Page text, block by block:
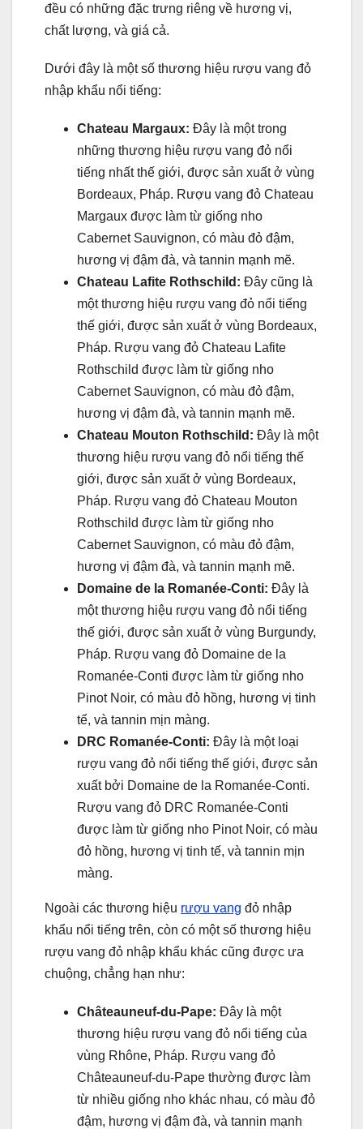
đều có những đặc trưng riêng về hương vị,
chất lượng, và giá cả.
Dưới đây là một số thương hiệu rượu vang đỏ
nhập khẩu nổi tiếng:
Chateau Margaux: Đây là một trong
những thương hiệu rượu vang đỏ nổi
tiếng nhất thế giới, được sản xuất ở vùng
Bordeaux, Pháp. Rượu vang đỏ Chateau
Margaux được làm từ giống nho
Cabernet Sauvignon, có màu đỏ đậm,
hương vị đậm đà, và tannin mạnh mẽ.
Chateau Lafite Rothschild: Đây cũng là
một thương hiệu rượu vang đỏ nổi tiếng
thế giới, được sản xuất ở vùng Bordeaux,
Pháp. Rượu vang đỏ Chateau Lafite
Rothschild được làm từ giống nho
Cabernet Sauvignon, có màu đỏ đậm,
hương vị đậm đà, và tannin mạnh mẽ.
Chateau Mouton Rothschild: Đây là một
thương hiệu rượu vang đỏ nổi tiếng thế
giới, được sản xuất ở vùng Bordeaux,
Pháp. Rượu vang đỏ Chateau Mouton
Rothschild được làm từ giống nho
Cabernet Sauvignon, có màu đỏ đậm,
hương vị đậm đà, và tannin mạnh mẽ.
Domaine de la Romanée-Conti: Đây là
một thương hiệu rượu vang đỏ nổi tiếng
thế giới, được sản xuất ở vùng Burgundy,
Pháp. Rượu vang đỏ Domaine de la
Romanée-Conti được làm từ giống nho
Pinot Noir, có màu đỏ hồng, hương vị tinh
tế, và tannin mịn màng.
DRC Romanée-Conti: Đây là một loại
rượu vang đỏ nổi tiếng thế giới, được sản
xuất bởi Domaine de la Romanée-Conti.
Rượu vang đỏ DRC Romanée-Conti
được làm từ giống nho Pinot Noir, có màu
đỏ hồng, hương vị tinh tế, và tannin mịn
màng.
Ngoài các thương hiệu rượu vang đỏ nhập
khẩu nổi tiếng trên, còn có một số thương hiệu
rượu vang đỏ nhập khẩu khác cũng được ưa
chuộng, chẳng hạn như:
Châteauneuf-du-Pape: Đây là một
thương hiệu rượu vang đỏ nổi tiếng của
vùng Rhône, Pháp. Rượu vang đỏ
Châteauneuf-du-Pape thường được làm
từ nhiều giống nho khác nhau, có màu đỏ
đậm, hương vị đậm đà, và tannin mạnh